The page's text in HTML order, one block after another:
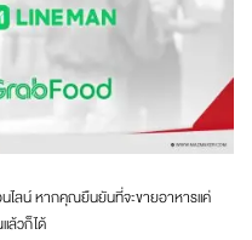
ไลน์ หากคุณยืนยันที่จะขายอาหารแค่
ล้วก็ได้